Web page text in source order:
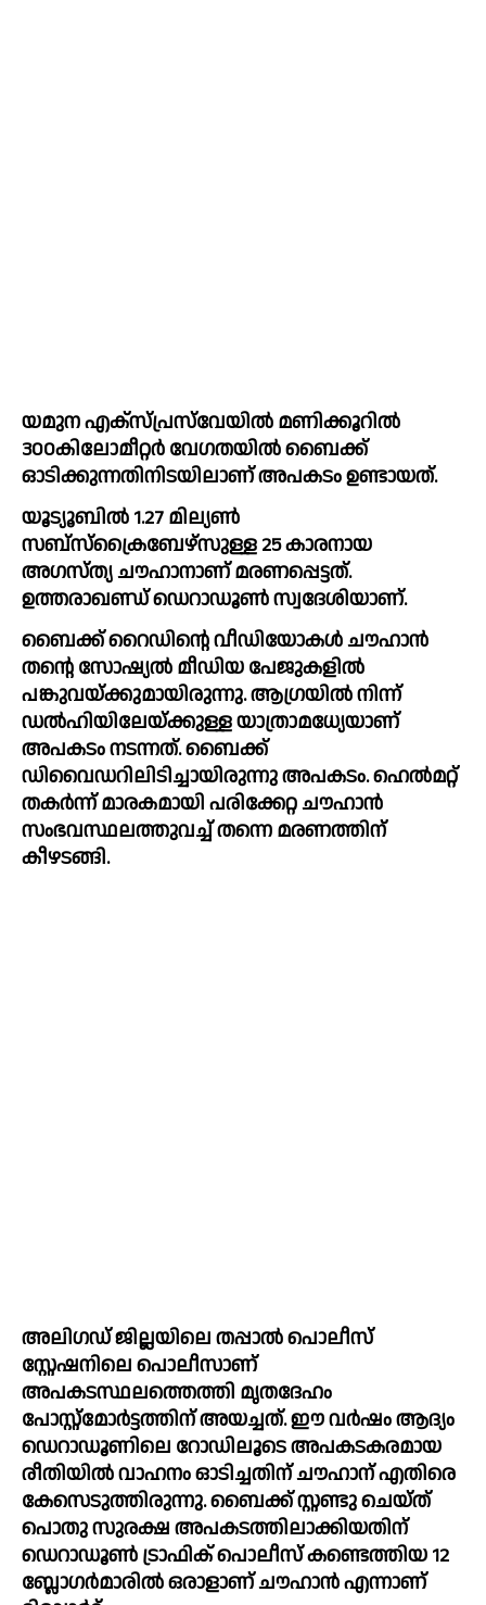
യമുന എക്‌സ്‌പ്രസ്‌വേയില്‍ മണിക്കൂറില്‍
300കിലോമീറ്റര്‍ വേഗതയില്‍ ബെെക്ക്
ഓടിക്കുന്നതിനിടയിലാണ് അപകടം ഉണ്ടായത്.
യൂട്യൂബില്‍ 1.27 മില്യണ്‍
സബ്‌സ്‌ക്രൈബേഴ്സുള്ള 25 കാരനായ
അഗസ്ത്യ ചൗഹാനാണ് മരണപ്പെട്ടത്.
ഉത്തരാഖണ്ഡ് ഡെറാഡൂണ്‍ സ്വദേശിയാണ്.
ബെെക്ക് റെെഡിന്റെ വീഡിയോകള്‍ ചൗഹാന്‍
തന്റെ സോഷ്യല്‍ മീഡിയ പേജുകളില്‍
പങ്കുവയ്ക്കുമായിരുന്നു. ആഗ്രയില്‍ നിന്ന്
ഡല്‍ഹിയിലേയ്ക്കുള്ള യാത്രാമധ്യേയാണ്
അപകടം നടന്നത്. ബെെക്ക്
ഡിവെെഡറിലിടിച്ചായിരുന്നു അപകടം. ഹെല്‍മറ്റ്
തകര്‍ന്ന് മാരകമായി പരിക്കേറ്റ ചൗഹാന്‍
സംഭവസ്ഥലത്തുവച്ച്‌ തന്നെ മരണത്തിന്
കീഴടങ്ങി.
അലിഗഡ് ജില്ലയിലെ തപ്പാല്‍ പൊലീസ്
സ്റ്റേഷനിലെ പൊലീസാണ്
അപകടസ്ഥലത്തെത്തി മൃതദേഹം
പോസ്റ്റ്‌മോര്‍ട്ടത്തിന് അയച്ചത്. ഈ വര്‍ഷം ആദ്യം
ഡെറാഡൂണിലെ റോഡിലൂടെ അപകടകരമായ
രീതിയില്‍ വാഹനം ഓടിച്ചതിന് ചൗഹാന് എതിരെ
കേസെടുത്തിരുന്നു. ബെെക്ക് സ്റ്റണ്ടു ചെയ്ത്
പൊതു സുരക്ഷ അപകടത്തിലാക്കിയതിന്
ഡെറാഡൂണ്‍ ട്രാഫിക് പൊലീസ് കണ്ടെത്തിയ 12
ബ്ലോഗര്‍മാരില്‍ ഒരാളാണ് ചൗഹാന്‍ എന്നാണ്